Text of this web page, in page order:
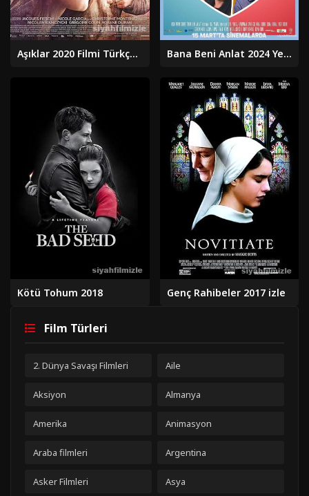
Aşıklar 2020 Filmi Türkçe Dublaj Altyazılı Full izle Bana Beni Anlat 2024 Yerli Filmi Full Sansürsüz izle
Kötü Tohum 2018 Genç Rahibeler 2017 izle
Film Türleri
2. Dünya Savaşı Filmleri Aile
Aksiyon Almanya
Amerika Animasyon
Araba filmleri Argentina
Asker Filmleri Asya